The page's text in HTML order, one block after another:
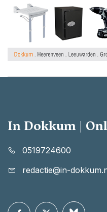
In Dokkum |
0519724600
redactie@in-